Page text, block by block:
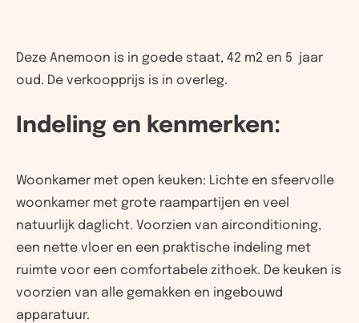
Deze Anemoon is in goede staat, 42 m2 en 5 jaar
oud. De verkoopprijs is in overleg.
Indeling en kenmerken:
Woonkamer met open keuken: Lichte en sfeervolle
woonkamer met grote raampartijen en veel
natuurlijk daglicht. Voorzien van airconditioning,
een nette vloer en een praktische indeling met
ruimte voor een comfortabele zithoek. De keuken is
voorzien van alle gemakken en ingebouwd
apparatuur.